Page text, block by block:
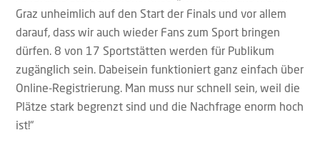
Graz unheimlich auf den Start der Finals und vor allem
darauf, dass wir auch wieder Fans zum Sport bringen
dürfen. 8 von 17 Sportstätten werden für Publikum
zugänglich sein. Dabeisein funktioniert ganz einfach über
Online-Registrierung. Man muss nur schnell sein, weil die
Plätze stark begrenzt sind und die Nachfrage enorm hoch
ist!“